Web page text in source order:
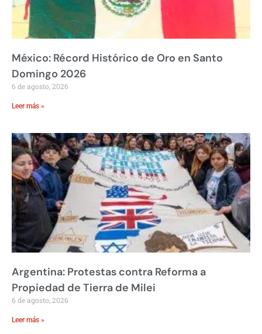
México: Récord Histórico de Oro en Santo
Domingo 2026
6 de agosto, 2026
Leer más »
Argentina: Protestas contra Reforma a
Propiedad de Tierra de Milei
6 de agosto, 2026
Leer más »